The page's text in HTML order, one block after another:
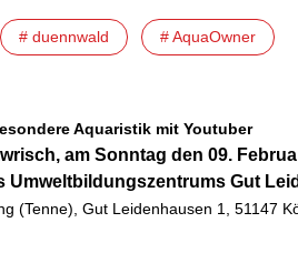
# duennwald # AquaOwner
Aquaristik mit Youtuber
, am Sonntag den 09.
Umweltbildungszentrums Gut
(Tenne), Gut Leidenhausen 1, 51147